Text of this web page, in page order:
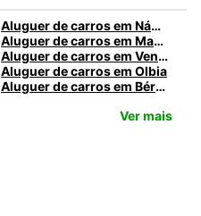
Aluguer de carros em Nápoles
Aluguer de carros em Madrid
Aluguer de carros em Veneza
Aluguer de carros em Olbia
Aluguer de carros em Bérgamo
Ver mais